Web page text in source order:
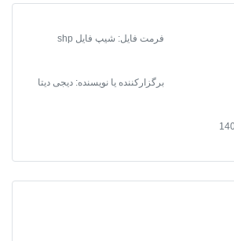
فرمت فایل: شیپ فایل shp
برگزارکننده یا نویسنده: دیجی دیتا